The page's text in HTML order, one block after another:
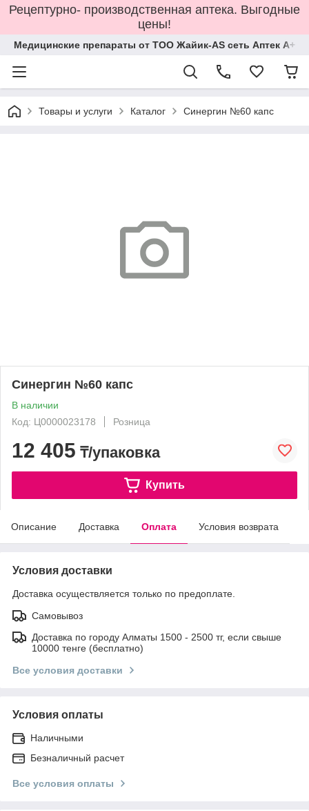
Рецептурно- производственная аптека. Выгодные
цены!
Медицинские препараты от ТОО Жайик-AS сеть Аптек А+
Товары и услуги Каталог Синергин №60 капс
Синергин №60 капс
В наличии
Код: Ц0000023178
Розница
12 405 ₸/упаковка
Купить
Описание Доставка Оплата Условия возврата
Условия доставки
Доставка осуществляется только по предоплате.
Самовывоз
Доставка по городу Алматы 1500 - 2500 тг, если свыше
10000 тенге (бесплатно)
Все условия доставки
Условия оплаты
Наличными
Безналичный расчет
Все условия оплаты